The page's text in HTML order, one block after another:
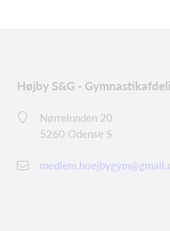
Højby S&G -
Nørrelunden 20
5260 Odense S